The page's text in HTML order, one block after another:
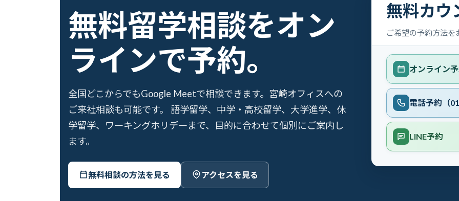
無料留学相談をオン
ラインで予約。
全国どこからでもGoogle Meetで相談できます。宮崎オフィスへの
ご来社相談も可能です。 語学留学、中学・高校留学、大学進学、休
学留学、ワーキングホリデーまで、目的に合わせて個別にご案内し
ます。
無料相談の方法を見る アクセスを見る
無料カウ
ご希望の予約方法を
オンライン
電話予約（
LINE予約